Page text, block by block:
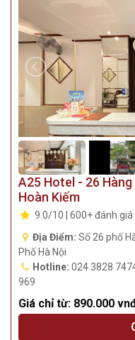
A25 Hotel - 26
Hoàn Kiếm
9.0/10 | 600+ đánh giá
Địa Điểm: Số 26 phố
Phố Hà Nội
Hotline: 024 3828
969
Giá chỉ từ: 890.000